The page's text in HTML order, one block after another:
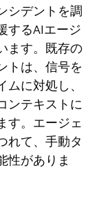
シデントを調
するAIエージ
ます。既存の
トは、信号を
に対処し、
ンテキストに
す。エージェ
れて、手動タ
性がありま